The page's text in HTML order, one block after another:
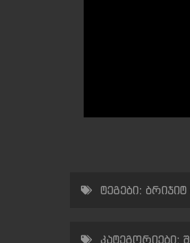
ტეგები:
კატეგორიები: